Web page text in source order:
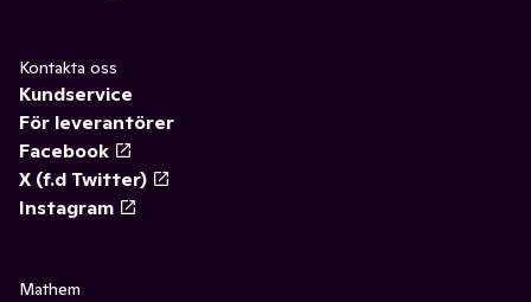
Kontakta oss
Kundservice
För leverantörer
Facebook
X (f.d Twitter)
Instagram
Mathem